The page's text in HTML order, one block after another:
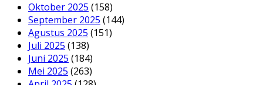
Oktober 2025 (158)
September 2025 (144)
Agustus 2025 (151)
Juli 2025 (138)
Juni 2025 (184)
Mei 2025 (263)